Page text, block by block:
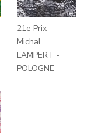
21e Prix -
Michal
LAMPERT -
POLOGNE